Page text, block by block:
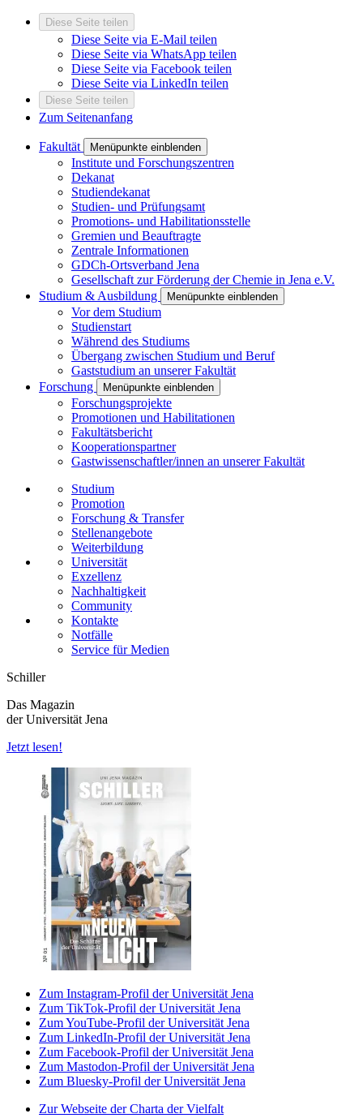
Diese Seite teilen
Diese Seite via E-Mail teilen
Diese Seite via WhatsApp teilen
Diese Seite via Facebook teilen
Diese Seite via LinkedIn teilen
Diese Seite teilen
Zum Seitenanfang
Fakultät Menüpunkte einblenden
Institute und Forschungszentren
Dekanat
Studiendekanat
Studien- und Prüfungsamt
Promotions- und Habilitationsstelle
Gremien und Beauftragte
Zentrale Informationen
GDCh-Ortsverband Jena
Gesellschaft zur Förderung der Chemie in Jena e.V.
Studium & Ausbildung
Menüpunkte einblenden
Vor dem Studium
Studienstart
Während des Studiums
Übergang zwischen Studium und Beruf
Gaststudium an unserer Fakultät
Forschung
Menüpunkte einblenden
Forschungsprojekte
Promotionen und Habilitationen
Fakultätsbericht
Kooperationspartner
Gastwissenschaftler/innen an unserer Fakultät
Studium
Promotion
Forschung & Transfer
Stellenangebote
Weiterbildung
Universität
Exzellenz
Nachhaltigkeit
Community
Kontakte
Notfälle
Service für Medien
Schiller
Das Magazin
der Universität Jena
Jetzt lesen!
Zum Instagram-Profil der Universität Jena
Zum TikTok-Profil der Universität Jena
Zum YouTube-Profil der Universität Jena
Zum LinkedIn-Profil der Universität Jena
Zum Facebook-Profil der Universität Jena
Zum Mastodon-Profil der Universität Jena
Zum Bluesky-Profil der Universität Jena
Zur Webseite der Charta der Vielfalt